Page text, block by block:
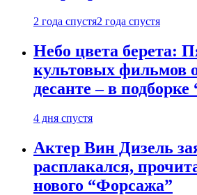
2 года спустя2 года спустя
Небо цвета берета:
культовых фильмов
десанте – в подборке
4 дня спустя
Актер Вин Дизель
расплакался,
нового “Форсажа”